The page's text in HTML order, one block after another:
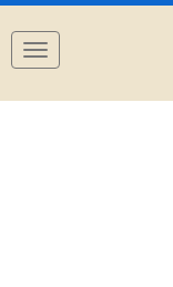
Navigation